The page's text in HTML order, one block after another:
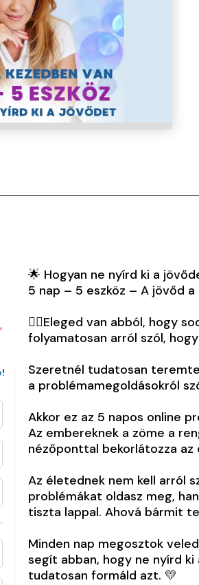
🌟 Hogyan ne nyírd ki a
5 nap – 5 eszköz – A jövőd a
🖐🏼Eleged van abból, hogy
folyamatosan arról szól,
Szeretnél tudatosan
a problémamegoldásokról
Akkor ez az 5 napos online
Az embereknek a zöme a
nézőponttal bekorlátozza az
Az életednek nem kell arról
problémákat oldasz meg,
tiszta lappal. Ahová bármit
Minden nap megosztok
segít abban, hogy ne nyírd
tudatosan formáld azt. 💛